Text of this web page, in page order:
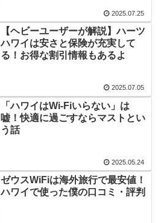
2025.07.25
【ヘビーユーザーが解説】ハーツ
ハワイは安さと保険が充実して
る！お得な割引情報もあるよ
2025.07.05
「ハワイはWi-Fiいらない」は
嘘！快適に過ごすならマストとい
う話
2025.05.24
ゼウスWiFiは海外旅行で最安値！
ハワイで使った僕の口コミ・評判